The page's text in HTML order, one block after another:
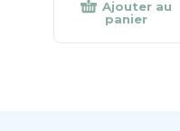
Ajouter au
panier